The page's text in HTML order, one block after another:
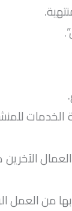
الخدمات
من العمل